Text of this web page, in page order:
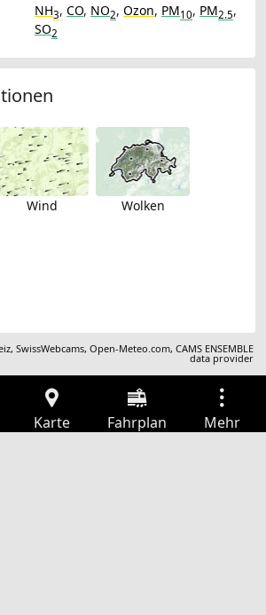
NH3, CO, NO2, Ozon, PM10, PM2.5,
SO2
Wind Wolken
,SwissWebcams,Open-Meteo.com,CAMS ENSEMBLE
data provider
Karte Fahrplan Mehr